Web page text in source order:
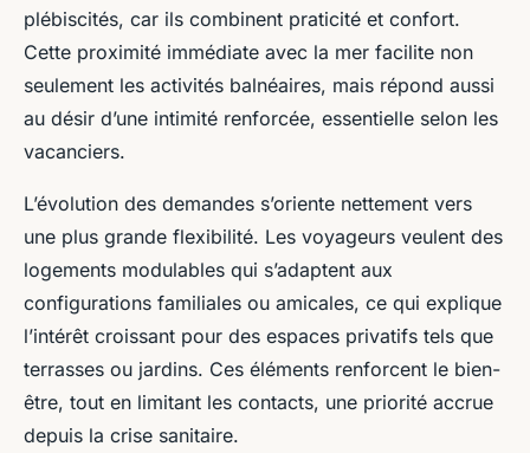
plébiscités, car ils combinent praticité et confort.
Cette proximité immédiate avec la mer facilite non
seulement les activités balnéaires, mais répond aussi
au désir d’une intimité renforcée, essentielle selon les
vacanciers.
L’évolution des demandes s’oriente nettement vers
une plus grande flexibilité. Les voyageurs veulent des
logements modulables qui s’adaptent aux
configurations familiales ou amicales, ce qui explique
l’intérêt croissant pour des espaces privatifs tels que
terrasses ou jardins. Ces éléments renforcent le bien-
être, tout en limitant les contacts, une priorité accrue
depuis la crise sanitaire.